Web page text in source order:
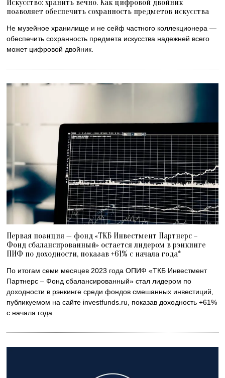
Искусство: хранить вечно. Как цифровой двойник
позволяет обеспечить сохранность предметов искусства
Не музейное хранилище и не сейф частного коллекционера —
обеспечить сохранность предмета искусства надежней всего
может цифровой двойник.
Первая позиция — фонд «ТКБ Инвестмент Партнерс –
Фонд сбалансированный» остается лидером в рэнкинге
ПИФ по доходности, показав +61% с начала года*
По итогам семи месяцев 2023 года ОПИФ «ТКБ Инвестмент
Партнерс – Фонд сбалансированный» стал лидером по
доходности в рэнкинге среди фондов смешанных инвестиций,
публикуемом на сайте investfunds.ru, показав доходность +61%
с начала года.